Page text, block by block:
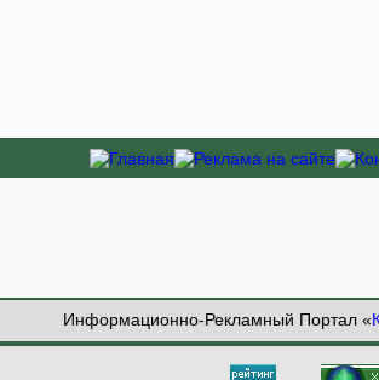
Информационно-Рекламный Портал «